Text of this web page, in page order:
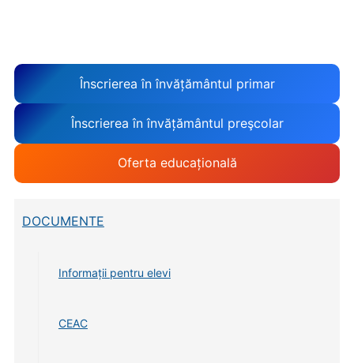
Înscrierea în învățământul primar
Înscrierea în învățământul preşcolar
Oferta educațională
DOCUMENTE
Informații pentru elevi
CEAC